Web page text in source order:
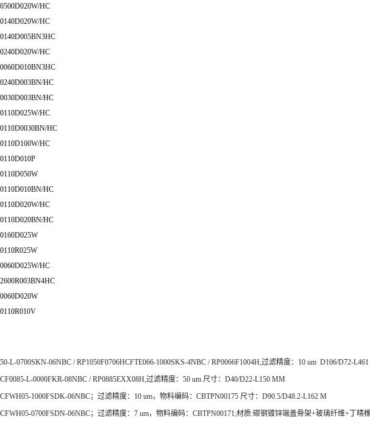
0500D020W/HC
0140D020W/HC
0140D005BN3HC
0240D020W/HC
0060D010BN3HC
0240D003BN/HC
0030D003BN/HC
0110D025W/HC
0110D0030BN/HC
0110D100W/HC
0110D010P
0110D050W
0110D010BN/HC
0110D020W/HC
0110D020BN/HC
0160D025W
0110R025W
0060D025W/HC
2600R003BN4HC
0060D020W
0110R010V
50-L-0700SKN-06NBC / RP1050F0706HCFTE066-1000SKS-4NBC / RP0066F1004H,过滤精度：10 um D106/D72-
CF0085-L-0000FKR-08NBC / RP0885EXX08H,过滤精度：50 um 尺寸：D40/D22-L150 MM
CFWH05-1000FSDK-06NBC；过滤精度：10 um，物料编码：CBTPN00175 尺寸：D90.5/D48.2-L162 M
CFWH05-0700FSDN-06NBC；过滤精度：7 um，物料编码：CBTPN00171;材质:碳钢镀锌端盖骨架+玻璃纤维+丁晴